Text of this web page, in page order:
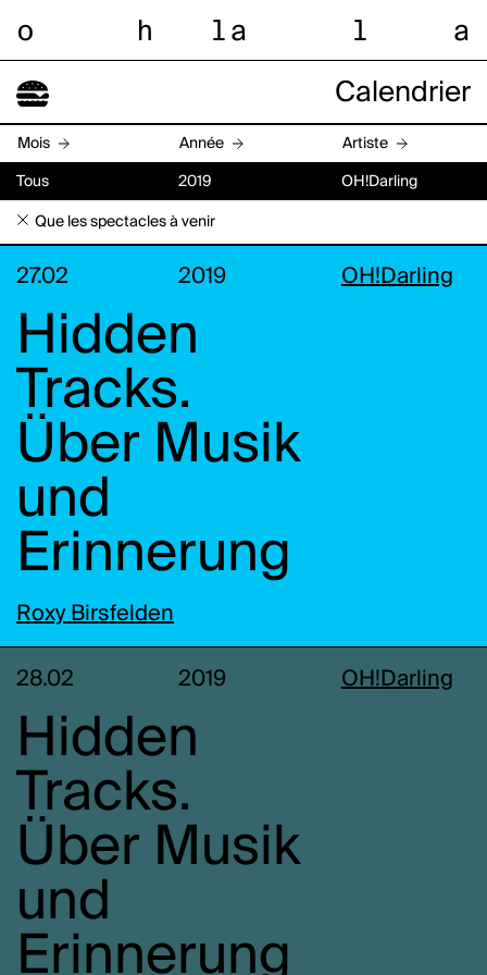
o h l a l a
Calendrier
Mois Année Artiste
Tous 2019 OH!Darling
Que les spectacles à venir
27.02 2019 OH!Darling
Hidden
Tracks.
Über Musik
und
Erinnerung
Roxy Birsfelden
28.02 2019 OH!Darling
Hidden
Tracks.
Über Musik
und
Erinnerung